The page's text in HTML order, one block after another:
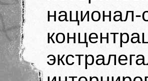
национал-